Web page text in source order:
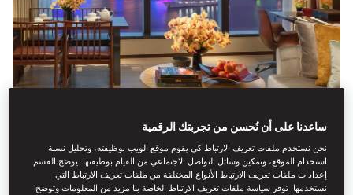
See All Rooms
ساعدنا على أن نُحسن من تجربتك الرقمية
نحن نستخدم ملفات تعريف الارتباط كي يقوم موقع الويب بوظيفته، وتحليل نسبة
استخدام الموقع، وتمكين وسائل التواصل الاجتماعي من القيام بوظيفتها. يوضح القسم
إعدادات ملفات تعريف الارتباط الأنواع المختلفة من ملفات تعريف الارتباط التي
نستخدمها. توفر سياسة ملفات تعريف الارتباط الخاصة بنا مزيد من المعلومات وتوضح